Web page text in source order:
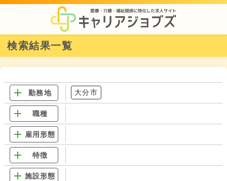
検索結果一覧
勤務地 大分市
職種
雇用形態
特徴
施設形態